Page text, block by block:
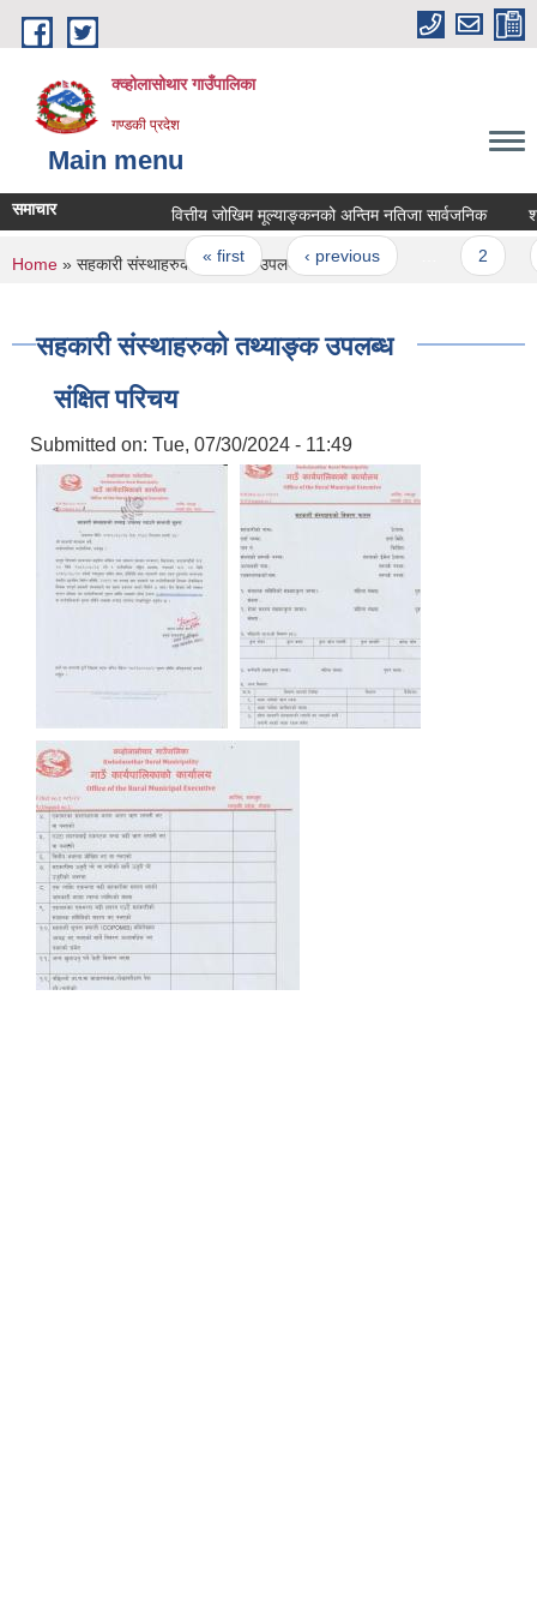
Skip to main content
क्व्होलासोथार गाउँपालिका
गण्डकी प्रदेश
Main menu
समाचार वित्तीय जोखिम मूल्याङ्कनको अन्तिम नतिजा सार्वजनिक
Pages
« first ‹ previous
You are here
Home » सहकारी संस्थाहरुको तथ्याङ्क उपलब्ध
सहकारी संस्थाहरुको तथ्याङ्क उपलब्ध
संक्षित परिचय
Submitted on: Tue, 07/30/2024 - 11:49